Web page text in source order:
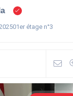
étage n°3